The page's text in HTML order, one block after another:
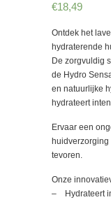
€18,49
Ontdek het
hydraterende
De zorgvuldig
de Hydro
en natuurlijke
hydrateert
Ervaar een
tevoren.
Onze
– Hydrateert